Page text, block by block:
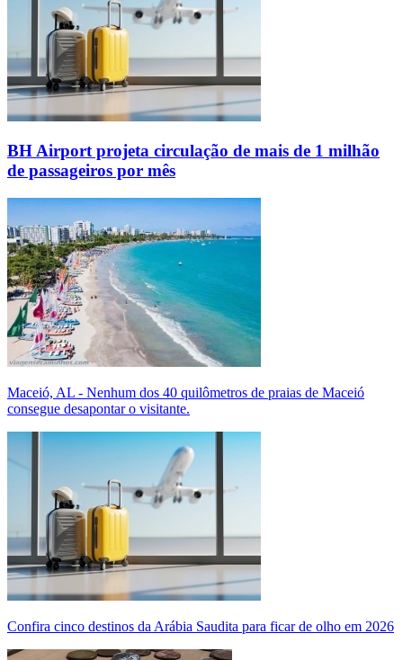
BH Airport projeta circulação de mais de 1 milhão
de passageiros por mês
Maceió, AL - Nenhum dos 40 quilômetros de praias de Maceió
consegue desapontar o visitante.
Confira cinco destinos da Arábia Saudita para ficar de olho em 2026